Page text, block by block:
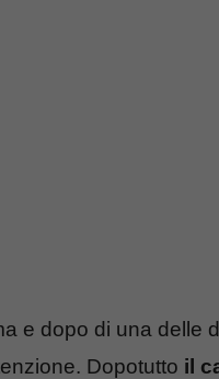
e dopo di una delle
Dopotutto il